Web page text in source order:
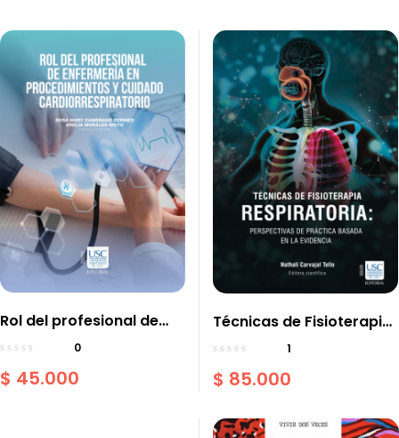
Rol del profesional de
enfermería en
cuidado
0
$ 45.000
Técnicas de Fisioterapia
Respiratoria:
basada en la evidencia
1
$ 85.000